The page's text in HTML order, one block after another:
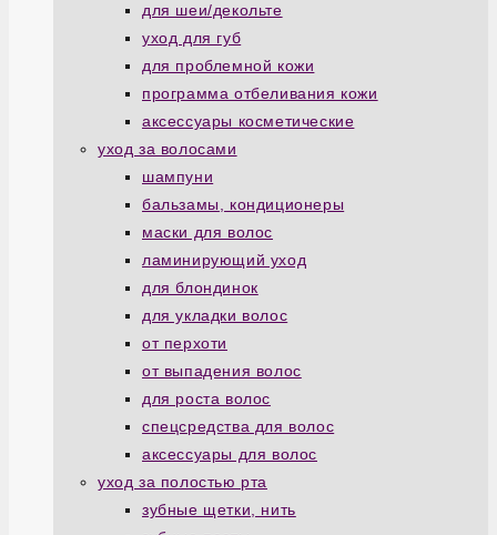
для шеи/декольте
уход для губ
для проблемной кожи
программа отбеливания кожи
аксессуары косметические
уход за волосами
шампуни
бальзамы, кондиционеры
маски для волос
ламинирующий уход
для блондинок
для укладки волос
от перхоти
от выпадения волос
для роста волос
спецсредства для волос
аксессуары для волос
уход за полостью рта
зубные щетки, нить